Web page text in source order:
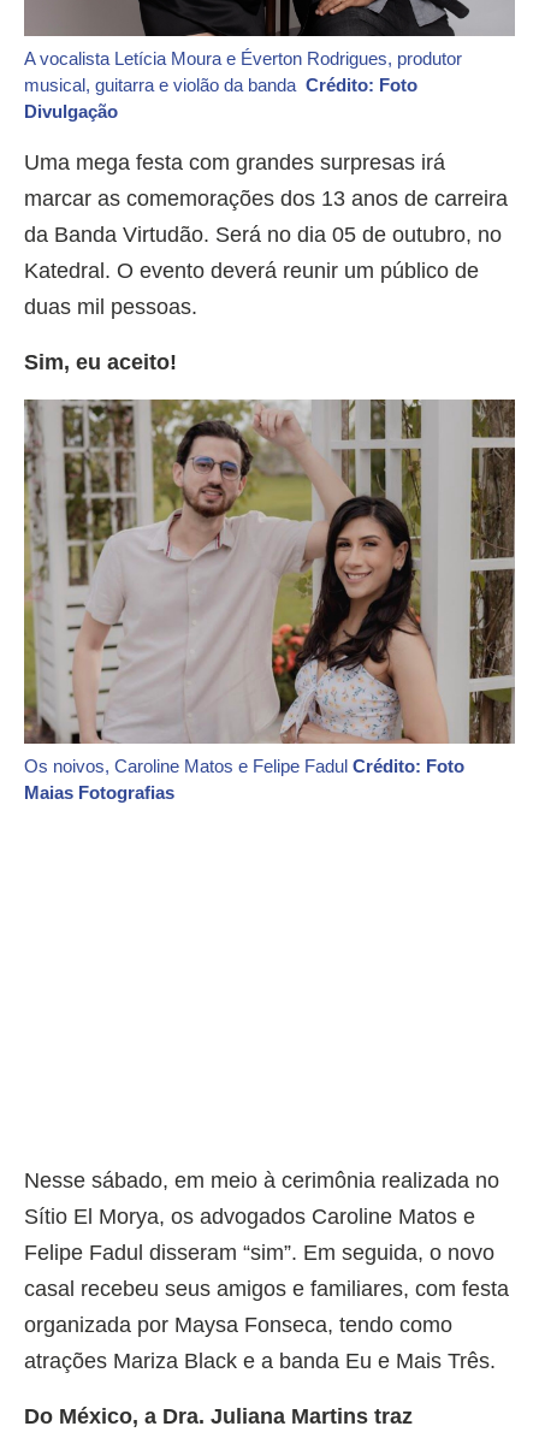
A vocalista Letícia Moura e Éverton Rodrigues, produtor
musical, guitarra e violão da banda Crédito: Foto
Divulgação
Uma mega festa com grandes surpresas irá
marcar as comemorações dos 13 anos de carreira
da Banda Virtudão. Será no dia 05 de outubro, no
Katedral. O evento deverá reunir um público de
duas mil pessoas.
Sim, eu aceito!
Os noivos, Caroline Matos e Felipe Fadul Crédito: Foto
Maias Fotografias
Nesse sábado, em meio à cerimônia realizada no
Sítio El Morya, os advogados Caroline Matos e
Felipe Fadul disseram “sim”. Em seguida, o novo
casal recebeu seus amigos e familiares, com festa
organizada por Maysa Fonseca, tendo como
atrações Mariza Black e a banda Eu e Mais Três.
Do México, a Dra. Juliana Martins traz